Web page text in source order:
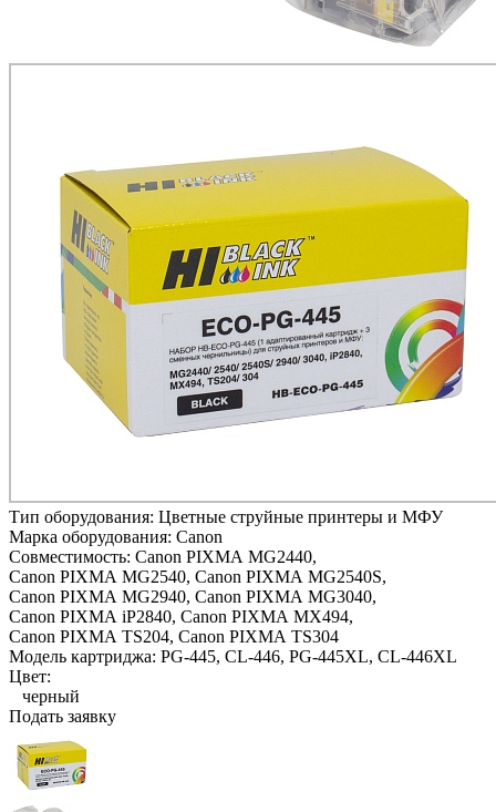
Тип оборудования: Цветные струйные принтеры и МФУ
Марка оборудования: Canon
Совместимость: Canon PIXMA MG2440,
Canon PIXMA MG2540, Canon PIXMA MG2540S,
Canon PIXMA MG2940, Canon PIXMA MG3040,
Canon PIXMA iP2840, Canon PIXMA MX494,
Canon PIXMA TS204, Canon PIXMA TS304
Модель картриджа: PG-445, CL-446, PG-445XL, CL-446XL
Цвет:
черный
Подать заявку